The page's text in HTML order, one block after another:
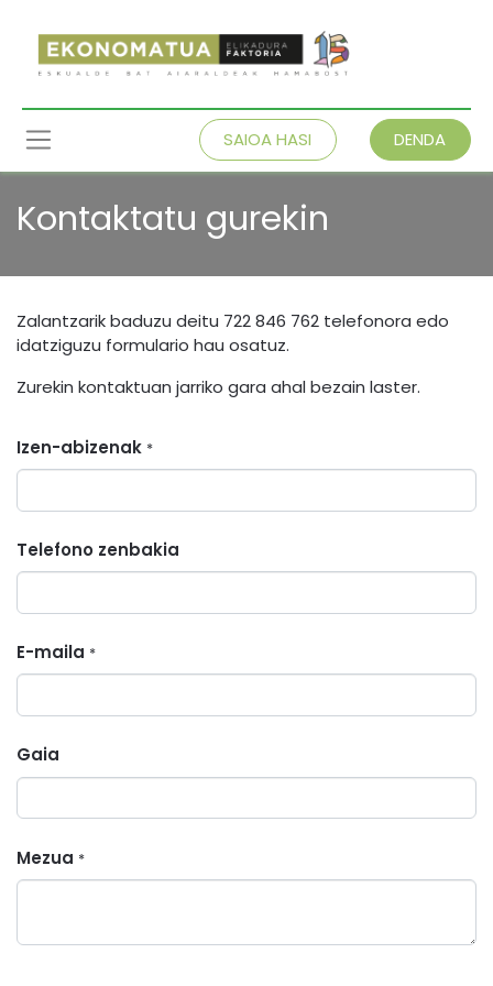
SAIOA HASI DENDA
Kontaktatu gurekin
Zalantzarik baduzu deitu 722 846 762 telefonora edo
idatziguzu formulario hau osatuz.
Zurekin kontaktuan jarriko gara ahal bezain laster.
Izen-abizenak *
Telefono zenbakia
E-maila *
Gaia
Mezua *